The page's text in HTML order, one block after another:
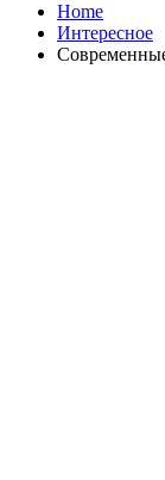
Home
Интересное